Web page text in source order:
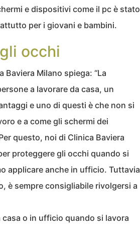
e dispositivi come il pc è stato
per i giovani e bambini.
occhi
Milano spiega: “La
a lavorare da casa, un
e uno di questi è che non si
e a come gli schermi dei
questo, noi di Clinica Baviera
proteggere gli occhi quando si
applicare anche in ufficio. Tuttavia
è sempre consigliabile rivolgersi a
o in ufficio quando si lavora